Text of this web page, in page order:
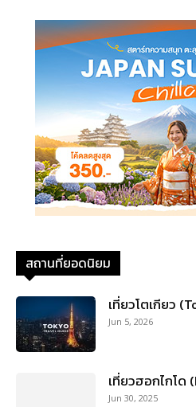
สถานที่ยอดนิยม
เที่ยวโตเกียว
Jun 5, 2026
เที่ยวฮอกไกโด
Jun 30, 2025